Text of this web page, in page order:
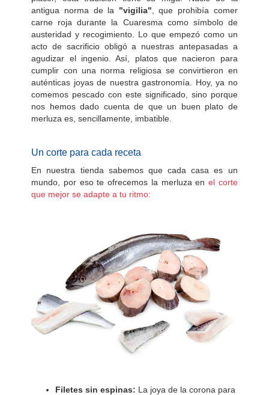
antigua norma de la "vigilia" , que prohibía comer
carne roja durante la Cuaresma como símbolo de
austeridad y recogimiento. Lo que empezó como un
acto de sacrificio obligó a nuestras antepasadas a
agudizar el ingenio. Así, platos que nacieron para
cumplir con una norma religiosa se convirtieron en
auténticas joyas de nuestra gastronomía. Hoy, ya no
comemos pescado con este significado, sino porque
nos hemos dado cuenta de que un buen plato de
merluza es, sencillamente, imbatible.
Un corte para cada receta
En nuestra tienda sabemos que cada casa es un
mundo, por eso te ofrecemos la merluza en el corte
que mejor se adapte a tu ritmo:
Filetes sin espinas: La joya de la corona para